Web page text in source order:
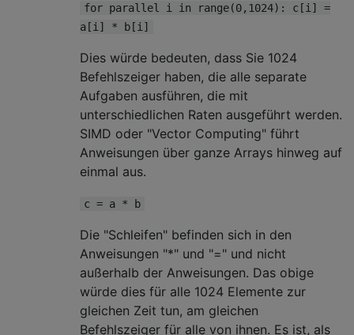
for parallel i in range(0,1024): c[i] =
a[i] * b[i]
Dies würde bedeuten, dass Sie 1024
Befehlszeiger haben, die alle separate
Aufgaben ausführen, die mit
unterschiedlichen Raten ausgeführt werden.
SIMD oder "Vector Computing" führt
Anweisungen über ganze Arrays hinweg auf
einmal aus.
c = a * b
Die "Schleifen" befinden sich in den
Anweisungen "*" und "=" und nicht
außerhalb der Anweisungen. Das obige
würde dies für alle 1024 Elemente zur
gleichen Zeit tun, am gleichen
Befehlszeiger für alle von ihnen. Es ist, als